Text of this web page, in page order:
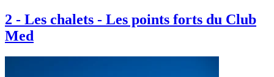
2 - Les chalets - Les points forts du Club
Med